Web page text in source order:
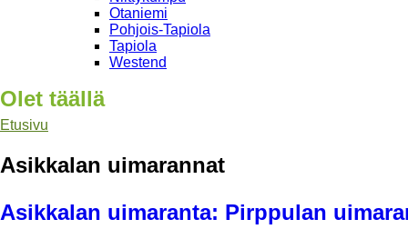
Otaniemi
Pohjois-Tapiola
Tapiola
Westend
Olet täällä
Etusivu
Asikkalan uimarannat
Asikkalan uimaranta: Pirppulan